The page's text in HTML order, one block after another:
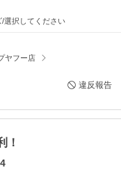
選択してください
ヤフー店
違反報告
！
4